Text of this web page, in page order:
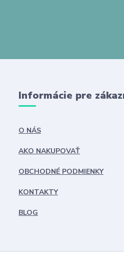
Informácie pre
O NÁS
AKO NAKUPOVAŤ
OBCHODNÉ PODMIENKY
KONTAKTY
BLOG